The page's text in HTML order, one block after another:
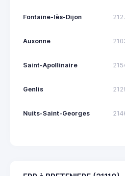
Fontaine-lès-Dijon
Auxonne
Saint-Apollinaire
Genlis
Nuits-Saint-Georges